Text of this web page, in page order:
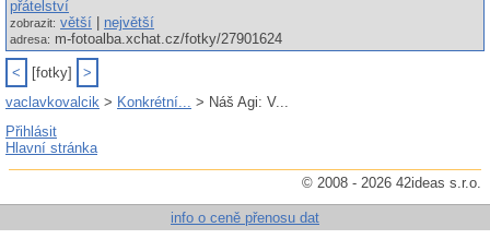
přátelství
zobrazit: větší největší
adresa: m-fotoalba.xchat.cz/fotky/27901624
< [fotky]
>
vaclavkovalcik > Konkrétní... > Náš Agi: V...
Přihlásit
Hlavní stránka
© 2008 - 2026 42ideas s.r.o.
info o ceně přenosu dat